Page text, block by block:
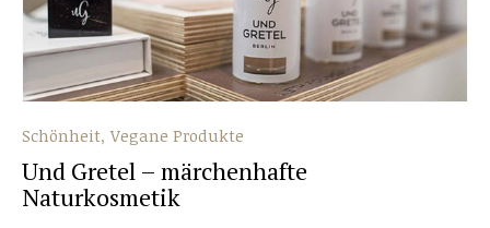
Schönheit Vegane Produkte
Und Gretel – märchenhafte
Naturkosmetik